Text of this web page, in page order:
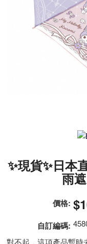
✨現貨✨日本
雨
價格:
自訂編碼:
對不起，這項產品暫時